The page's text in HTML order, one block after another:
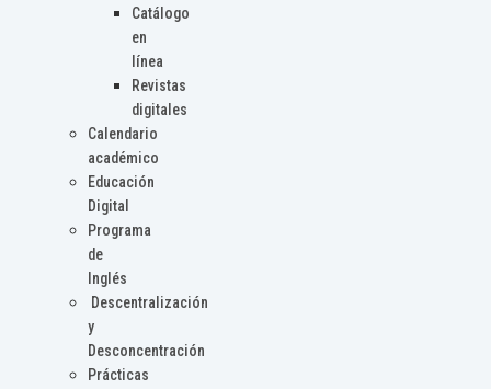
Catálogo
en
línea
Revistas
digitales
Calendario
académico
Educación
Digital
Programa
de
Inglés
Descentralización
y
Desconcentración
Prácticas